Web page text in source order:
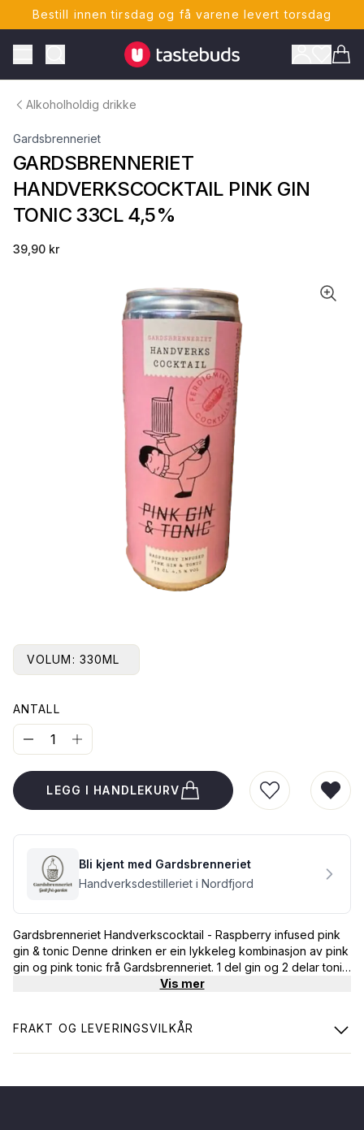
Bestill innen tirsdag og få varene levert torsdag
Toggle Menu
Tastebuds - Lokalmat rett hjem
Alkoholholdig drikke
Gardsbrenneriet
GARDSBRENNERIET
HANDVERKSCOCKTAIL PINK GIN
TONIC 33CL 4,5%
39,90 kr
VOLUM: 330ML
ANTALL
LEGG I HANDLEKURV
LEGG TIL I
Bli kjent med Gardsbrenneriet
Handverksdestilleriet i Nordfjord
Gardsbrenneriet Handverkscocktail - Raspberry infused pink
gin & tonic Denne drinken er ein lykkeleg kombinasjon av pink
gin og pink tonic frå Gardsbrenneriet. 1 del gin og 2 delar tonic.
Vapour infused med friske norske bringebær, rosa rabarbra
Vis mer
FRAKT OG LEVERINGSVILKÅR